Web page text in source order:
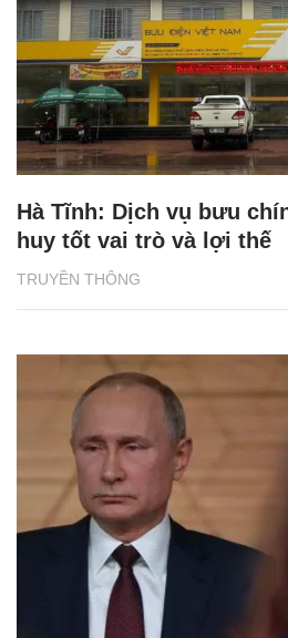
TRUYỀN THÔNG
Hà Tĩnh: Dịch vụ bưu
huy tốt vai trò và lợi thế